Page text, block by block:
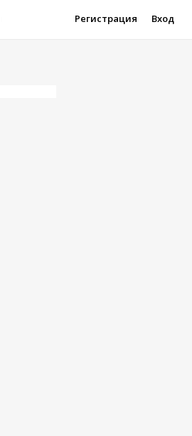
Регистрация Вход